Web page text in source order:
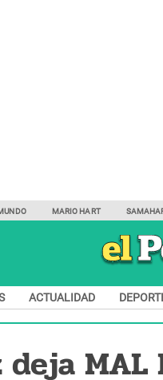
MARIO HART
ACTUALIDAD
MAL